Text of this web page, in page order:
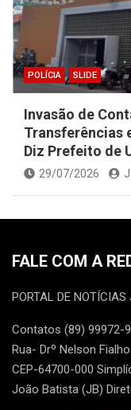
POLÍCIA SLIDE
Invasão de
Transferências
Diz Prefeito de
29/07/2026
FALE COM A
PORTAL DE NOTÍCIAS
Contatos (89) 99972-
Rua- Drº Nelson
CEP-64700-000
João Batista (JB)